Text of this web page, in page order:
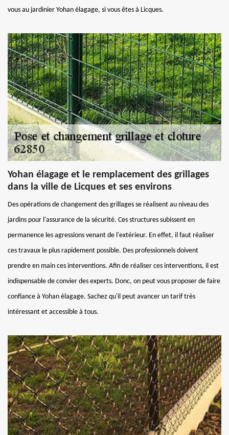
vous au jardinier Yohan élagage, si vous êtes à Licques.
Yohan élagage et le remplacement des grillages
dans la ville de Licques et ses environs
Des opérations de changement des grillages se réalisent au niveau des
jardins pour l'assurance de la sécurité. Ces structures subissent en
permanence les agressions venant de l'extérieur. En effet, il faut réaliser
ces travaux le plus rapidement possible. Des professionnels doivent
prendre en main ces interventions. Afin de réaliser ces interventions, il est
indispensable de convier des experts. Donc, on peut vous proposer de faire
confiance à Yohan élagage. Sachez qu'il peut avancer un tarif très
intéressant et accessible à tous.